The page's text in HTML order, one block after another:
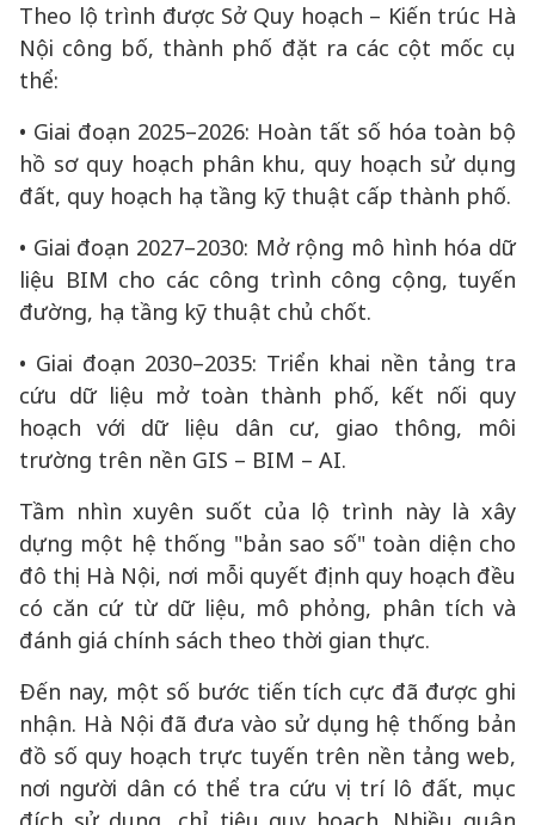
Theo lộ trình được Sở Quy hoạch – Kiến trúc Hà
Nội công bố, thành phố đặt ra các cột mốc cụ
thể:
• Giai đoạn 2025–2026: Hoàn tất số hóa toàn bộ
hồ sơ quy hoạch phân khu, quy hoạch sử dụng
đất, quy hoạch hạ tầng kỹ thuật cấp thành phố.
• Giai đoạn 2027–2030: Mở rộng mô hình hóa dữ
liệu BIM cho các công trình công cộng, tuyến
đường, hạ tầng kỹ thuật chủ chốt.
• Giai đoạn 2030–2035: Triển khai nền tảng tra
cứu dữ liệu mở toàn thành phố, kết nối quy
hoạch với dữ liệu dân cư, giao thông, môi
trường trên nền GIS – BIM – AI.
Tầm nhìn xuyên suốt của lộ trình này là xây
dựng một hệ thống "bản sao số" toàn diện cho
đô thị Hà Nội, nơi mỗi quyết định quy hoạch đều
có căn cứ từ dữ liệu, mô phỏng, phân tích và
đánh giá chính sách theo thời gian thực.
Đến nay, một số bước tiến tích cực đã được ghi
nhận. Hà Nội đã đưa vào sử dụng hệ thống bản
đồ số quy hoạch trực tuyến trên nền tảng web,
nơi người dân có thể tra cứu vị trí lô đất, mục